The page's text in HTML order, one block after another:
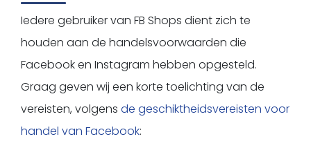
Iedere gebruiker van FB Shops dient zich te
houden aan de handelsvoorwaarden die
Facebook en Instagram hebben opgesteld.
Graag geven wij een korte toelichting van de
vereisten, volgens de geschiktheidsvereisten voor
handel van Facebook: